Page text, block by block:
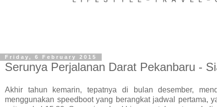
Friday, 6 February 2015
Serunya Perjalanan Darat Pekanbaru -
Akhir tahun kemarin, tepatnya di bulan desember,
menggunakan speedboot yang berangkat jadwal pertama,